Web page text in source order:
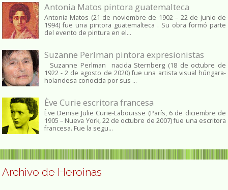
Antonia Matos pintora guatemalteca
Antonia Matos (21 de noviembre de 1902 – 22 de junio de
1994) fue una pintora guatemalteca . Su obra formó parte
del evento de pintura en el...
Suzanne Perlman pintora expresionistas
Suzanne Perlman nacida Sternberg (18 de octubre de
1922 - 2 de agosto de 2020) fue una artista visual húngara-
holandesa conocida por sus ...
Ève Curie escritora francesa
Ève Denise Julie Curie-Labouisse (París, 6 de diciembre de
1905 – Nueva York, 22 de octubre de 2007) fue una escritora
francesa. Fue la segu...
Archivo de Heroinas